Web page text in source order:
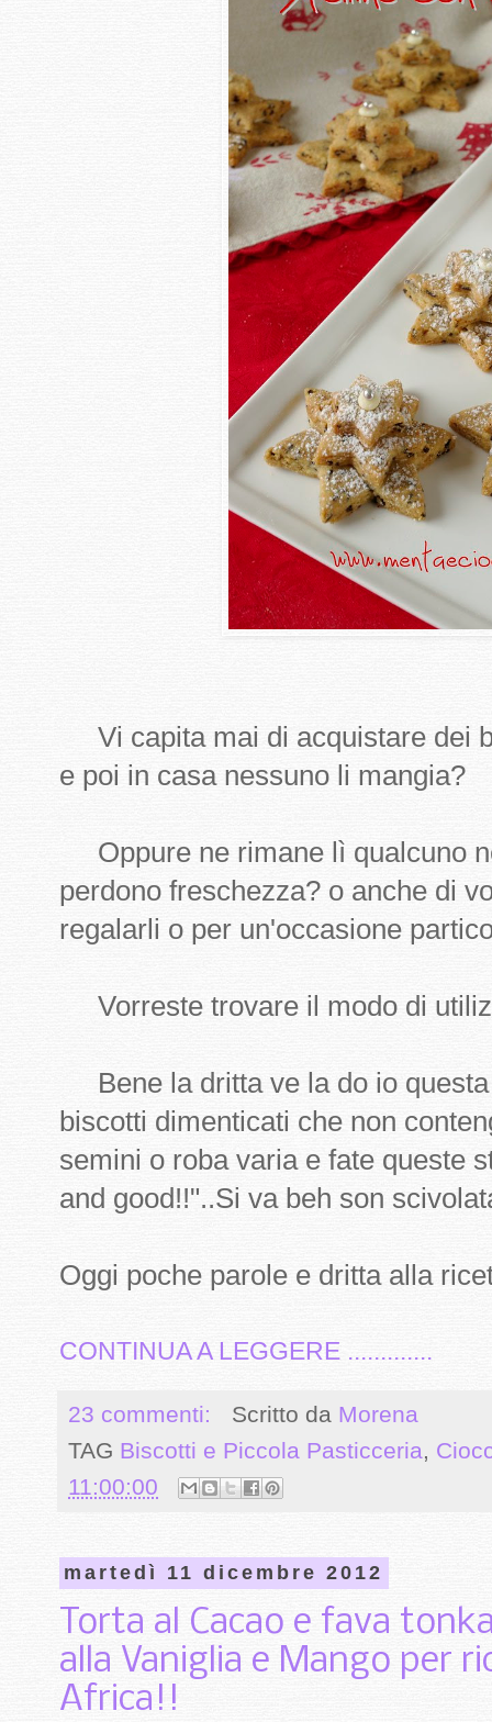
Vi capita mai di acquistare dei
e poi in casa nessuno li mangia?
Oppure ne rimane lì qualcuno
perdono freschezza? o anche di
regalarli o per un'occasione
Vorreste trovare il modo di
Bene la dritta ve la do io
biscotti dimenticati che non
semini o roba varia e fate queste
and good!!"..Si va beh son
Oggi poche parole e dritta alla
CONTINUA A LEGGERE .............
23 commenti: Scritto da Morena
TAG Biscotti e Piccola Pasticceria
11:00:00
martedì 11 dicembre 2012
Torta al Cacao e fava
alla Vaniglia e Mango per
Africa!!